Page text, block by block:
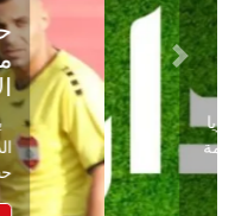
حكاية نجاح
محسن
الأولى
بعد موسم حافل
الدرجة الثانية،
حسم ل...
Previous